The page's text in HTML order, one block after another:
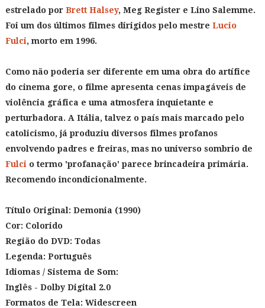
estrelado por Brett Halsey, Meg Register e Lino Salemme.
Foi um dos últimos filmes dirigidos pelo mestre Lucio
Fulci, morto em 1996.
Como não poderia ser diferente em uma obra do artífice
do cinema gore, o filme apresenta cenas impagáveis de
violência gráfica e uma atmosfera inquietante e
perturbadora. A Itália, talvez o país mais marcado pelo
catolicismo, já produziu diversos filmes profanos
envolvendo padres e freiras, mas no universo sombrio de
Fulci o termo 'profanação' parece brincadeira primária.
Recomendo incondicionalmente.
Título Original: Demonia (1990)
Cor: Colorido
Região do DVD: Todas
Legenda: Português
Idiomas / Sistema de Som:
Inglês - Dolby Digital 2.0
Formatos de Tela: Widescreen